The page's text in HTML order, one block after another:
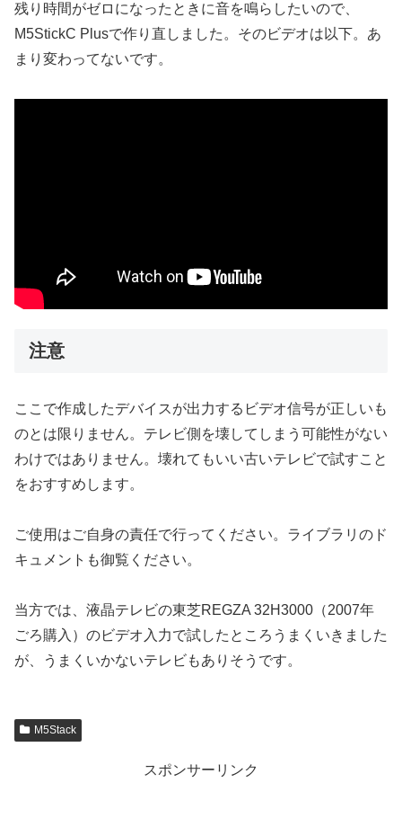
残り時間がゼロになったときに音を鳴らしたいので、
M5StickC Plusで作り直しました。そのビデオは以下。あ
まり変わってないです。
注意
ここで作成したデバイスが出力するビデオ信号が正しいも
のとは限りません。テレビ側を壊してしまう可能性がない
わけではありません。壊れてもいい古いテレビで試すこと
をおすすめします。
ご使用はご自身の責任で行ってください。ライブラリのド
キュメントも御覧ください。
当方では、液晶テレビの東芝REGZA 32H3000（2007年
ごろ購入）のビデオ入力で試したところうまくいきました
が、うまくいかないテレビもありそうです。
M5Stack
スポンサーリンク